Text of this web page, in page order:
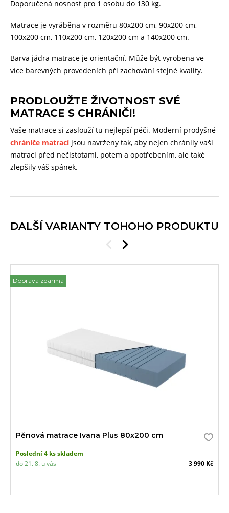
Doporučená nosnost pro 1 osobu do 130 kg.
Matrace je vyráběna v rozměru 80x200 cm, 90x200 cm,
100x200 cm, 110x200 cm, 120x200 cm a 140x200 cm.
Barva jádra matrace je orientační. Může být vyrobena ve
více barevných provedeních při zachování stejné kvality.
PRODLOUŽTE ŽIVOTNOST SVÉ
MATRACE S CHRÁNIČI!
Vaše matrace si zaslouží tu nejlepší péči. Moderní prodyšné
chrániče matracíjsou navrženy tak, aby nejen chránily vaši
matraci před nečistotami, potem a opotřebením, ale také
zlepšily váš spánek.
DALŠÍ VARIANTY TOHOHO PRODUKTU
Doprava zdarma
Pěnová matrace Ivana Plus 80x200 cm
Poslední 4 ks skladem
do 21. 8. u vás
3 990 Kč